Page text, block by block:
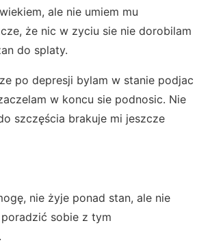
ale nie umiem mu
że nic w zyciu sie nie dorobilam
do splaty.
po depresji bylam w stanie podjac
w koncu sie podnosic. Nie
szczęścia brakuje mi jeszcze
nie żyje ponad stan, ale nie
sobie z tym